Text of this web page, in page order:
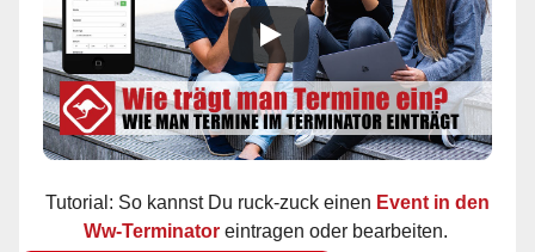
Tutorial: So kannst Du ruck-zuck einen Event in den
Ww-Terminator eintragen oder bearbeiten.